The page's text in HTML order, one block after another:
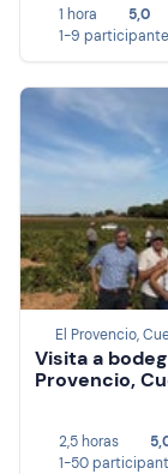
1 hora
5,0
1-9
El Provencio,
Visita a
Provencio,
2,5 horas
1-50